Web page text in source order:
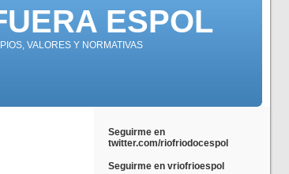
ESPOL
VALORES Y NORMATIVAS
Seguirme en
twitter.com/riofriodocespol
Seguirme en vriofrioespol